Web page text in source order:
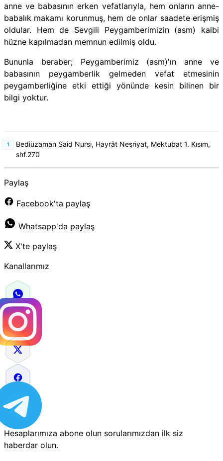
anne ve babasının erken vefatlarıyla, hem onların anne-
babalık makamı korunmuş, hem de onlar saadete erişmiş
oldular. Hem de Sevgili Peygamberimizin (asm) kalbi
hüzne kapılmadan memnun edilmiş oldu.
Bununla beraber; Peygamberimiz (asm)'ın anne ve
babasının peygamberlik gelmeden vefat etmesinin
peygamberliğine etki ettiği yönünde kesin bilinen bir
bilgi yoktur.
Bediüzaman Said Nursi, Hayrât Neşriyat, Mektubat 1. Kısım,
shf.270
Paylaş
Facebook'ta paylaş
Whatsapp'da paylaş
X'te paylaş
Kanallarımız
Hesaplarımıza abone olun sorularımızdan ilk siz
haberdar olun.